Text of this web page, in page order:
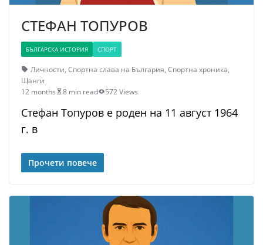
СТЕФАН ТОПУРОВ
БЪЛГАРСКА ИСТОРИЯ СПОРТ
Личности, Спортна слава на България, Спортна хроника,
Щанги
12 months
8 min read 572 Views
Стефан Топуров е роден на 11 август 1964
г. в
Прочети повече